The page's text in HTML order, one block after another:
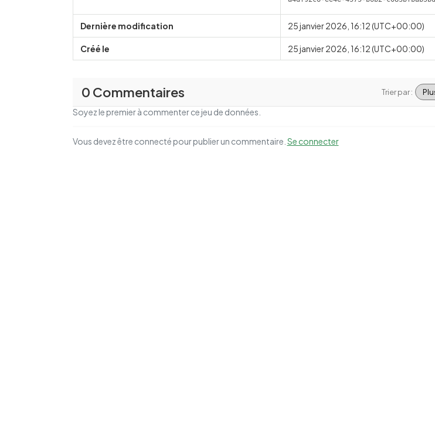
Dernière modification 25 janvier 2026, 16:12 (UTC+00:00)
Créé le 25 janvier 2026, 16:12 (UTC+00:00)
0 Commentaires Trier par :
Soyez le premier à commenter ce jeu de données.
Vous devez être connecté pour publier un commentaire. Se connecter